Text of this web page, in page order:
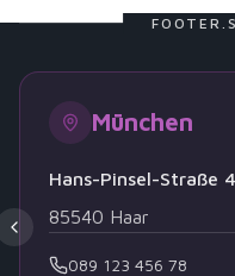
München
Hans-Pinsel-Straße 4
85540 Haar
089 123 456 78